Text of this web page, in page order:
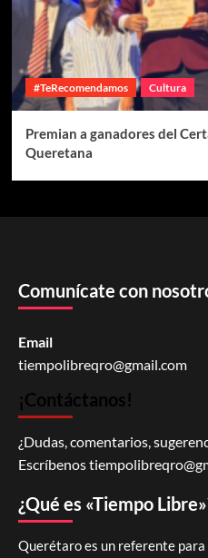
#TeRecomendamos Cultura
Premian a ganadores del
Queretana
Comunícate con
Email
tiempolibreqro@gmail.com
¡Contáctanos!
¿Dudas, comentarios,
Escríbenos
¿Qué es «Tiempo
Querétaro es un referente